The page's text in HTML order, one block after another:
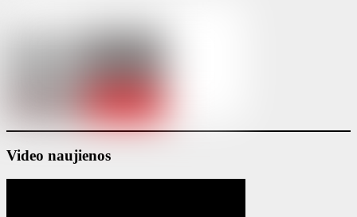
Video naujienos